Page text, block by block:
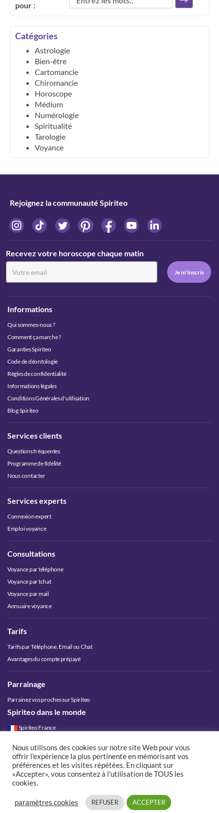
pour :
Catégories
Astrologie
Bien-être
Cartomancie
Chiromancie
Horoscope
Médium
Numérologie
Spiritualité
Tarologie
Voyance
Rejoignez la communauté Spiriteo
Recevez votre horoscope chaque matin
Informations
Qui sommes-nous ?
Comment ça marche ?
Garanties Spiriteo
Code de déontologie
Règles de confidentialité
Informations légales
Conditions Générales d'utilisation
Blog Spiriteo
Services clients
Questions fréquentes
Programme de fidélité
Nous contacter
Services experts
Connexion expert
Emploi voyance
Consultations
Voyance par téléphone
Voyance par tchat
Voyance par mail
Annuaire voyance
Tarifs
Tarifs par Téléphone, Email ou Chat
Avantages du compte prépayé
Parrainage
Parrainez vos proches sur Spiriteo
Spiriteo dans le monde
Spiriteo France
Spiriteo Luxembourg
Spiriteo Suisse
Spiriteo Canada
Nous utilisons des cookies sur notre site Web pour vous
offrir l'expérience la plus pertinente en mémorisant vos
préférences et les visites répétées. En cliquant sur
«Accepter», vous consentez à l'utilisation de TOUS les
cookies.
paramètres cookies REFUSER ACCEPTER